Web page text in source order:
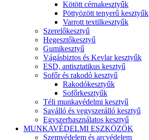
Kötött cérnakesztyűk
Pöttyözött tenyerű kesztyűk
Varrott textilkesztyűk
Szerelőkesztyű
Hegesztőkesztyű
Gumikesztyű
Vágásbiztos és Kevlar kesztyűk
ESD, antisztatikus kesztyű
Sofőr és rakodó kesztyű
Rakodókesztyűk
Sofőrkesztyűk
Téli munkavédelmi kesztyű
Saválló és vegyszerálló kesztyű
Egyszerhasználatos kesztyű
MUNKAVÉDELMI ESZKÖZÖK
Szemvédelem és arcvédelem